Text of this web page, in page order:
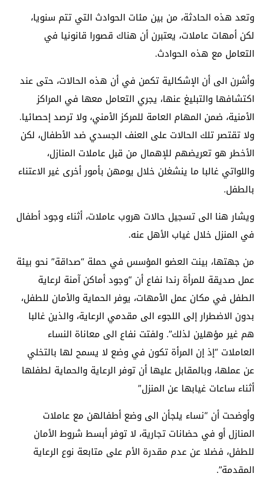
وتعد هذه الحادثة، من بين مئات الحوادث التي تتم سنويا،
لكن أمهات عاملات، يعتبرن أن هناك قصورا قانونيا في
التعامل مع هذه الحوادث.
وأشرن الى أن الإشكالية تكمن في أن هذه الحالات، حتى عند
اكتشافها والتبليغ عنها، يجري التعامل معها في المراكز
الأمنية، ضمن المهام العامة للمركز الأمني، ولا ترصد إحصائيا.
ولا تقتصر تلك الحالات على العنف الجسدي ضد الأطفال، لكن
الأخطر هو تعريضهم للإهمال من قبل عاملات المنازل،
واللواتي غالبا ما ينشغلن خلال يومهن بأمور أخرى غير الاعتناء
بالطفل.
ويشار هنا الى تسجيل حالات هروب عاملات، أثناء وجود أطفال
في المنزل خلال غياب الأهل عنه.
من جهتها، بينت العضو المؤسس في حملة “صداقة” نحو بيئة
عمل صديقة للمرأة رندا نفاع أن “وجود أماكن آمنة لرعاية
الطفل في مكان عمل الأمهات، يوفر الحماية والأمان للطفل،
بدون الاضطرار إلى اللجوء الى مقدمي الرعاية، والذين غالبا
هم غير مؤهلين لذلك”. ولفتت نفاع الى معاناة النساء
العاملات “إذ إن المرأة تكون في وضع لا يسمح لها بالتخلي
عن عملها، وبالمقابل عليها أن توفر الرعاية والحماية لطفلها
أثناء ساعات غيابها عن المنزل”
وأوضحت أن “نساء يلجأن الى وضع أطفالهن مع عاملات
المنازل أو في حضانات تجارية، لا توفر أبسط شروط الأمان
للطفل، فضلا عن عدم مقدرة الأم على متابعة نوع الرعاية
المقدمة”.